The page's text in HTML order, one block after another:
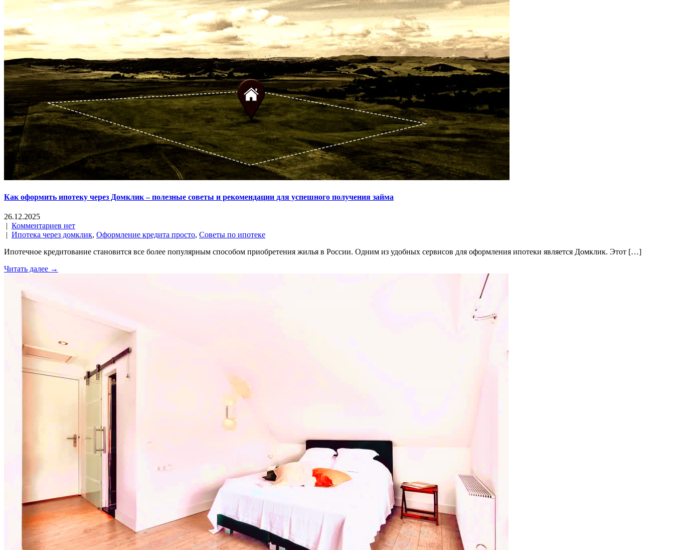
Как оформить ипотеку через Домклик – полезные советы и рекомендации для успешного получения займа
26.12.2025
| Комментариев нет
| Ипотека через домклик, Оформление кредита просто, Советы по ипотеке
Ипотечное кредитование становится все более популярным способом приобретения жилья в России. Одним из удобных сервисов для оформления ипотеки является Домклик. Этот […]
Читать далее →